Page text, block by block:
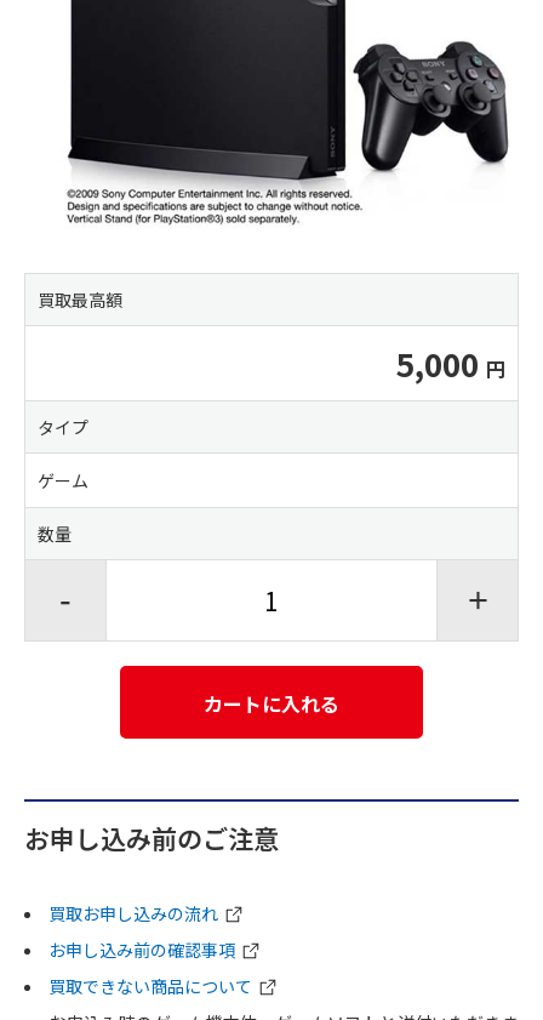
買取最高額
5,000
タイプ
ゲーム
数量
- +
カートに入れる
お申し込み前のご注意
買取お申し込みの流れ
お申し込み前の確認事項
買取できない商品について